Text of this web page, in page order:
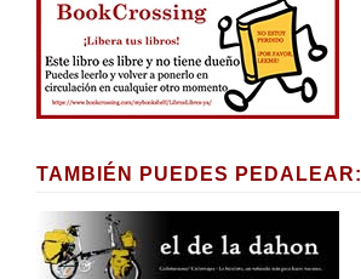
TAMBIÉN PUEDES PEDALEAR: